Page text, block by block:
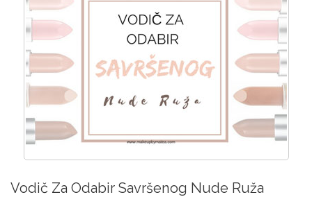
Vodič Za Odabir Savršenog Nude Ruža